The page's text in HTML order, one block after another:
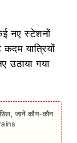
नए स्टेशनों
यात्रियों
उठाया गया
जानें कौन-कौन